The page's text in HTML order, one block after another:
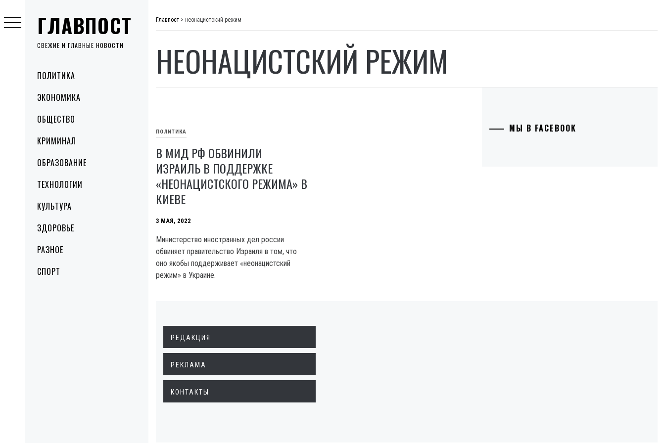
ГЛАВПОСТ
СВЕЖИЕ И ГЛАВНЫЕ НОВОСТИ
MenuПОЛИТИКА
ЭКОНОМИКА
ОБЩЕСТВО
КРИМИНАЛ
ОБРАЗОВАНИЕ
ТЕХНОЛОГИИ
КУЛЬТУРА
ЗДОРОВЬЕ
РАЗНОЕ
СПОРТ
to
content
Главпост > неонацистский режим
НЕОНАЦИСТСКИЙ РЕЖИМ
ПОЛИТИКА
В МИД РФ ОБВИНИЛИ
ИЗРАИЛЬ В ПОДДЕРЖКЕ
«НЕОНАЦИСТСКОГО РЕЖИМА» В
КИЕВЕ
3 МАЯ, 2022
Министерство иностранных дел россии
обвиняет правительство Израиля в том, что
оно якобы поддерживает «неонацистский
режим» в Украине.
МЫ В FACEBOOK
РЕДАКЦИЯ
РЕКЛАМА
КОНТАКТЫ